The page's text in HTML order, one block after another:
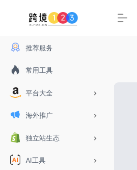
推荐服务
常用工具
平台大全
海外推广
独立站生态
AI工具